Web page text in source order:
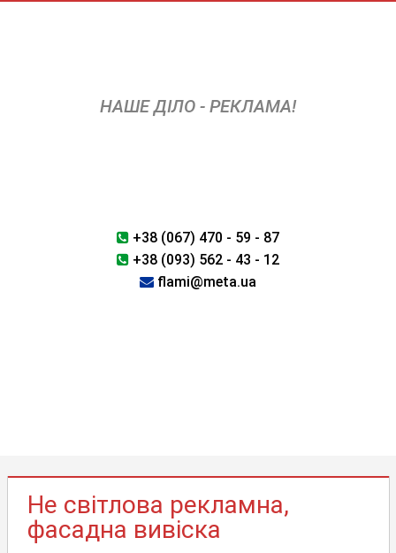
НАШЕ ДІЛО - РЕКЛАМА!
+38 (067) 470 - 59 - 87
+38 (093) 562 - 43 - 12
flami@meta.ua
Не світлова рекламна,
фасадна вивіска